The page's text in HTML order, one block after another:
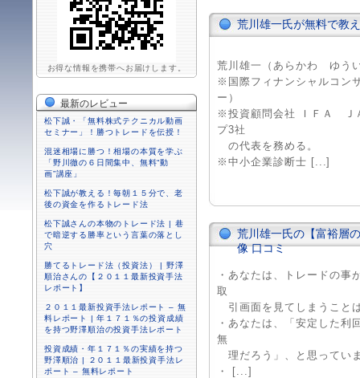
荒川雄一氏が無料で教
荒川雄一（あらかわ ゆう
※国際フィナンシャルコン
ー）
※投資顧問会社 ＩＦＡ Ｊ
プ3社
の代表を務める。
※中小企業診断士 [...]
荒川雄一氏の【富裕層
像 口コミ
・あなたは、トレードの事
取
引画面を見てしまうこと
・あなたは、「安定した利
無
理だろう」、と思ってい
・ [...]
お得な情報を携帯へお届けします。
最新のレビュー
松下誠・「無料株式テクニカル動画
セミナー」！勝つトレードを伝授！
混迷相場に勝つ！相場の本質を学ぶ
「野川徹の６日間集中、無料“動
画”講座」
松下誠が教える！毎朝１５分で、老
後の資金を作るトレード法
松下誠さんの本物のトレード法 | 巷
で暗逆する勝率という言葉の落とし
穴
勝てるトレード法（投資法） | 野澤
順治さんの【２０１１最新投資手法
レポート】
２０１１最新投資手法レポート – 無
料レポート | 年１７１％の投資成績
を持つ野澤順治の投資手法レポート
投資成績・年１７１％の実績を持つ
野澤順治 | ２０１１最新投資手法レ
ポート – 無料レポート